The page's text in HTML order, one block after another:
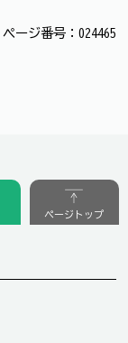
ページ番号：024465
ページトップ